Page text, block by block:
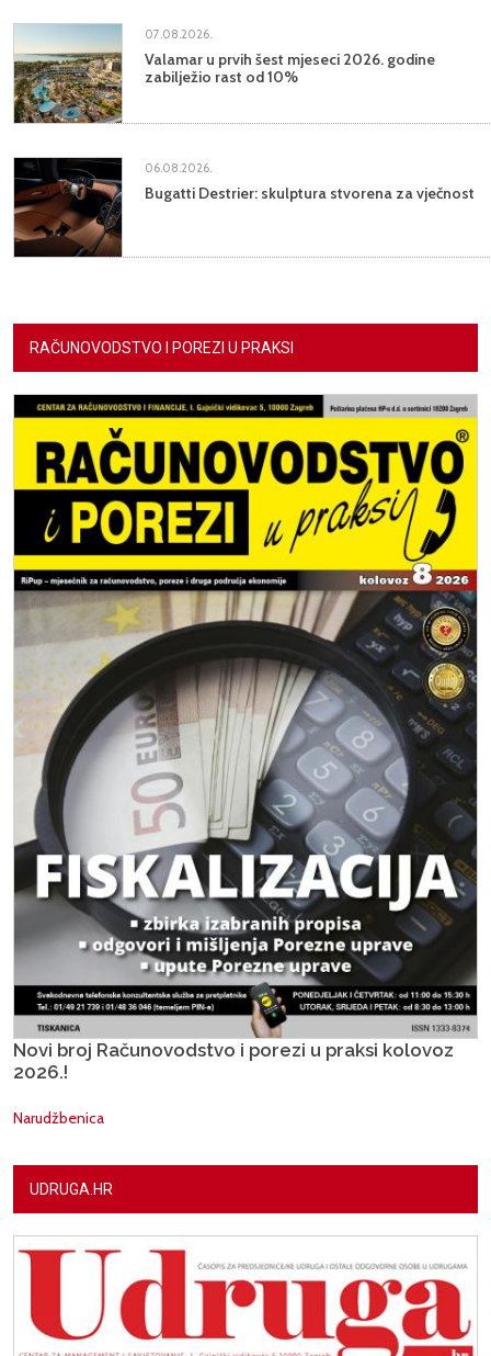
07.08.2026.
Valamar u prvih šest mjeseci 2026. godine
zabilježio rast od 10%
06.08.2026.
Bugatti Destrier: skulptura stvorena za vječnost
RAČUNOVODSTVO I POREZI U PRAKSI
Novi broj Računovodstvo i porezi u praksi kolovoz
2026.!
Narudžbenica
UDRUGA.HR